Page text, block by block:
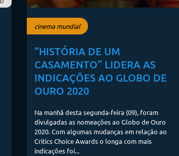
cinema mundial
“HISTÓRIA DE UM
CASAMENTO” LIDERA AS
INDICAÇÕES AO GLOBO DE
OURO 2020
Na manhã desta segunda-feira (09), foram
divulgadas as nomeações ao Globo de Ouro
2020. Com algumas mudanças em relação ao
Critics Choice Awards o longa com mais
indicações foi...